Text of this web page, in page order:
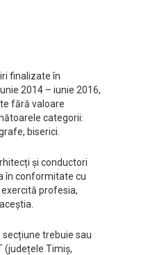
finalizate în
2014 – iunie 2016,
fără valoare
categorii:
biserici.
și conductori
în conformitate cu
exercită profesia,
trebuie sau
(județele Timiș,